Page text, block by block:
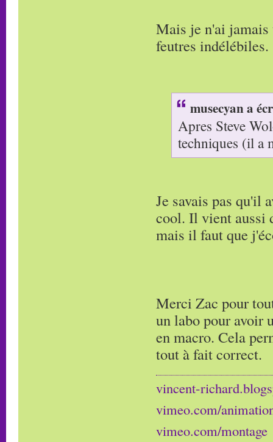
Mais je n'ai jamais
feutres indélébiles.
musecyan a
Apres Steve
techniques (il a
Je savais pas qu'il
cool. Il vient aussi
mais il faut que
Merci Zac pour
un labo pour avoir
en macro. Cela
tout à fait correct.
vincent-
vimeo.com/
vimeo.com/montage